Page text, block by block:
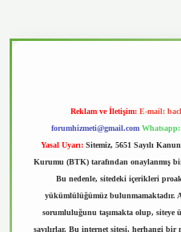
Reklam ve İletişim: E-mail:
forumhizmeti@gmail.com Whatsapp:
Yasal Uyarı: Sitemiz, 5651 Sayılı
Kurumu (BTK) tarafından onaylanmış
Bu nedenle, sitedeki içerikleri
yükümlülüğümüz bulunmamaktadır.
sorumluluğunu taşımakta olup,
sayılırlar. Bu internet sitesi, herhangi